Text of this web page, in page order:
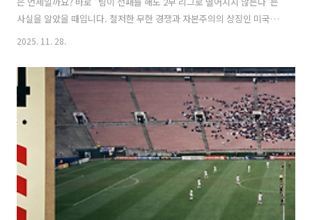
사실을 알았을 때입니다. 철저한 무한 경쟁과 자본주의의 상징인 미국이,
왜 스포츠에서만큼은 '강등 없는 리그'와 '연봉 상한선(샐러리캡)'이라
이유를 파헤쳐 봅니다.📊 30초 요약: 유럽 vs 미국, 무엇이 다른가?🇪🇺
유럽 (정글): 성적 나쁘면 강등, 잘하면 승격. 부자 구단(맨시티, PSG)이
돈으로 우승을 살 수 있는 구조.🇺🇸 미국 (동물원): 강등 없음(폐쇄형).
모든 팀이 비슷한 돈을 써야 함(샐러리캡). '전력 평준화'가 최우선 목표.
💡 핵심 이유: 구단 파산을 막고,..
2025. 11. 28.